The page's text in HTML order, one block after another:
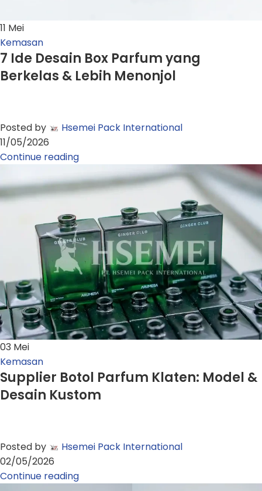
11 Mei
Kemasan
7 Ide Desain Box Parfum yang
Berkelas & Lebih Menonjol
Posted by
Hsemei Pack International
11/05/2026
Continue reading
03 Mei
Kemasan
Supplier Botol Parfum Klaten: Model &
Desain Kustom
Posted by
Hsemei Pack International
02/05/2026
Continue reading